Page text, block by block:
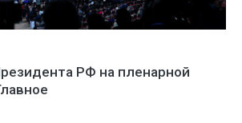
РФ на пленарной